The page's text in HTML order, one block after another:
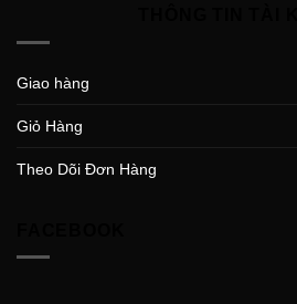
Giao hàng
Giỏ Hàng
Theo Dõi Đơn Hàng